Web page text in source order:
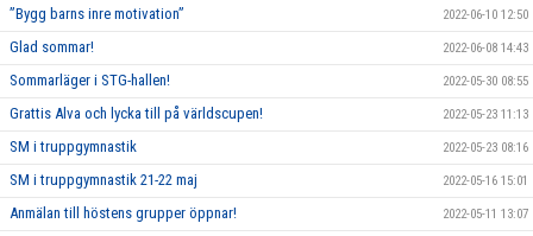
”Bygg barns inre motivation” 2022-06-10 12:50
Glad sommar! 2022-06-08 14:43
Sommarläger i STG-hallen! 2022-05-30 08:55
Grattis Alva och lycka till på världscupen! 2022-05-23 11:13
SM i truppgymnastik 2022-05-23 08:16
SM i truppgymnastik 21-22 maj 2022-05-16 15:01
Anmälan till höstens grupper öppnar! 2022-05-11 13:07